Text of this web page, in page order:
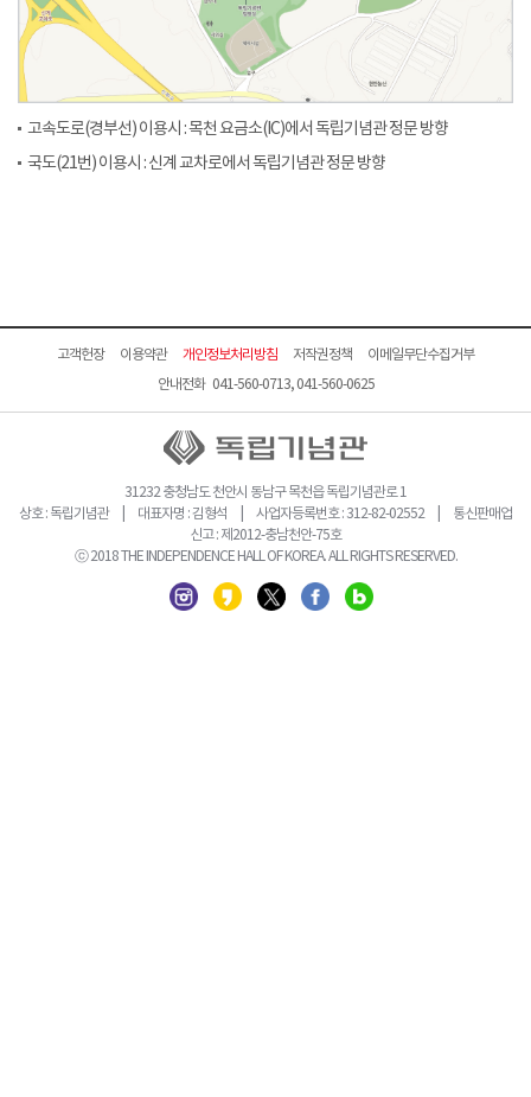
고속도로(경부선) 이용시 : 목천 요금소(IC)에서 독립기념관 정문 방향
국도(21번) 이용시 : 신계 교차로에서 독립기념관 정문 방향
고객헌장 이용약관 개인정보처리방침 저작권정책
이메일무단수집거부
안내전화 041-560-0713, 041-560-0625
31232 충청남도 천안시 동남구 목천읍 독립기념관로 1
상호 : 독립기념관 | 대표자명 : 김형석 | 사업자등록번호 : 312-82-02552 | 통신판매업
신고 : 제2012-충남천안-75호
ⓒ 2018 THE INDEPENDENCE HALL OF KOREA. ALL RIGHTS RESERVED.